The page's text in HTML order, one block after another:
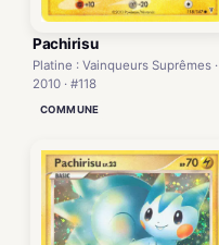
Pachirisu
Platine : Vainqueurs Suprêmes ·
2010 · #118
COMMUNE